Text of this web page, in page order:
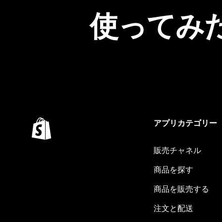
使ってみ
アプリカテゴリー
販売チャネル
商品を探す
商品を販売する
注文と配送